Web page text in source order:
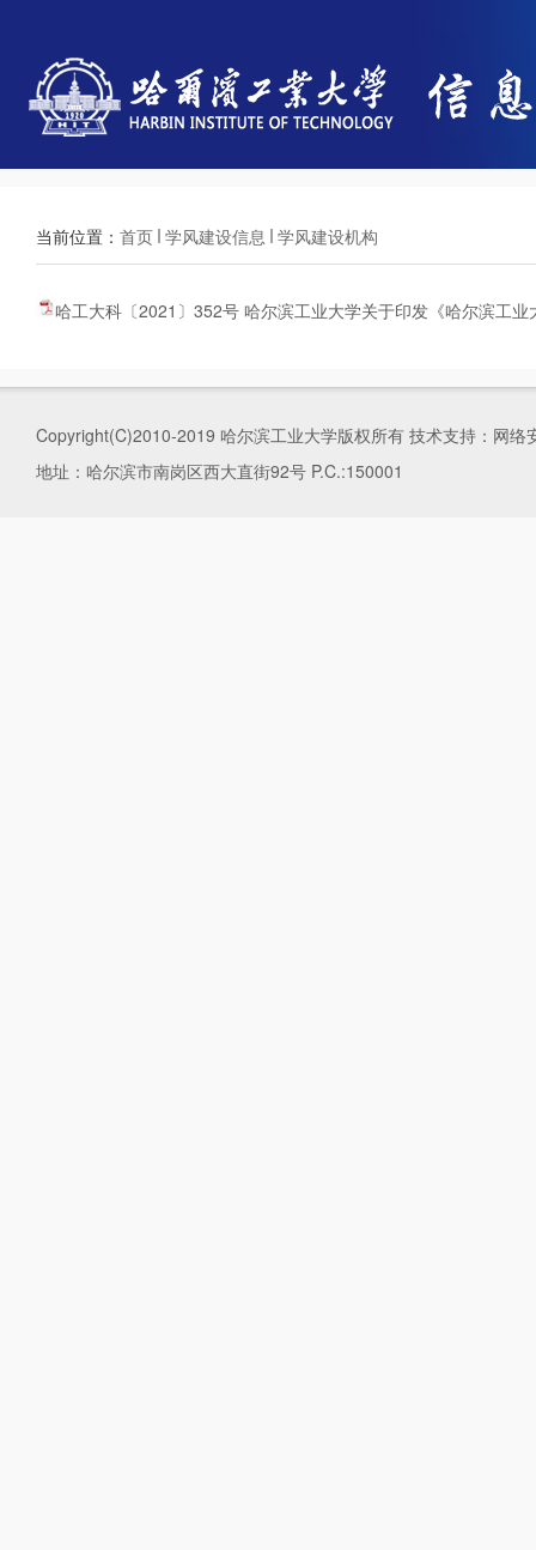
当前位置： 首页 学风建设信息 学风建设机构
哈工大科〔2021〕352号 哈尔滨工业大学关于印发《哈尔滨工
Copyright(C)2010-2019 哈尔滨工业大学版权所有 技术支持：网络
地址：哈尔滨市南岗区西大直街92号 P.C.:150001